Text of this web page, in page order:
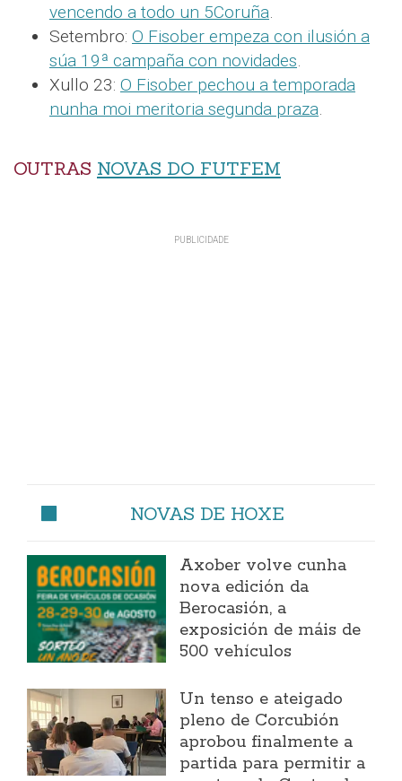
vencendo a todo un 5Coruña.
Setembro: O Fisober empeza con ilusión a
súa 19ª campaña con novidades.
Xullo 23: O Fisober pechou a temporada
nunha moi meritoria segunda praza.
OUTRAS NOVAS DO FUTFEM
NOVAS DE HOXE
Axober volve cunha
nova edición da
Berocasión, a
exposición de máis de
500 vehículos
Un tenso e ateigado
pleno de Corcubión
aprobou finalmente a
partida para permitir a